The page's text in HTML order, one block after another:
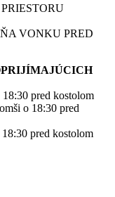
VONKU PRED
pred kostolom
o 18:30 pred
pred kostolom